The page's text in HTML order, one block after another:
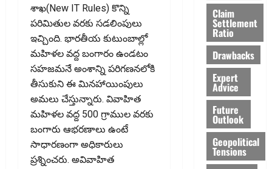
శాఖ(New IT Rules) కొన్ని
పరిమితుల వరకు సడలింపులు
ఇచ్చింది. భారతీయ కుటుంబాల్లో
మహిళల వద్ద బంగారం ఉండటం
సహజమనే అంశాన్ని పరిగణనలోకి
తీసుకుని ఈ మినహాయింపులు
అమలు చేస్తున్నారు. వివాహిత
మహిళల వద్ద 500 గ్రాముల వరకు
బంగారు ఆభరణాలు ఉంటే
సాధారణంగా అధికారులు
ప్రశ్నించరు. అవివాహిత
Claim
Settlement
Ratio
Drawbacks
Expert
Advice
Future
Outlook
Geopolitical
Tensions